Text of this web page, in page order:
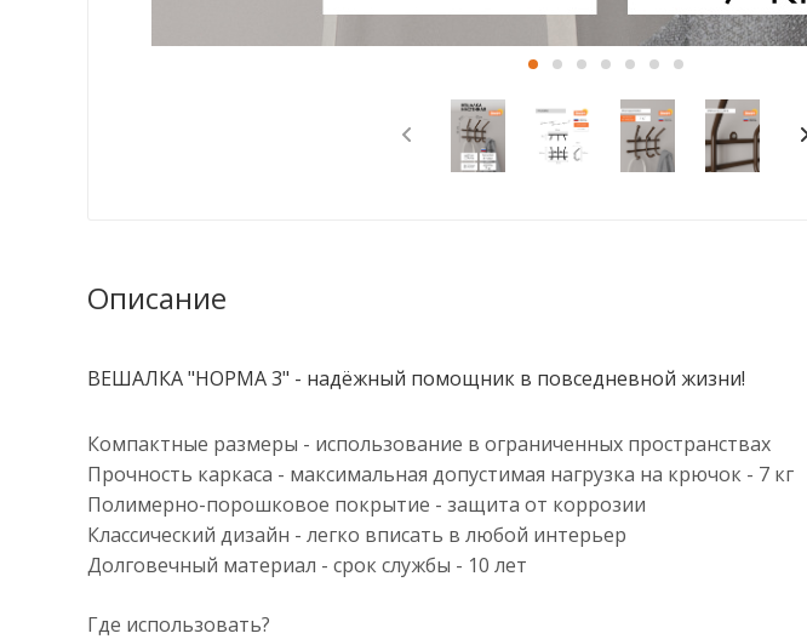
Описание
ВЕШАЛКА "НОРМА 3" - надёжный помощник в повседневной жизни!
Компактные размеры - использование в ограниченных пространствах
Прочность каркаса - максимальная допустимая нагрузка на крючок - 7 кг
Полимерно-порошковое покрытие - защита от коррозии
Классический дизайн - легко вписать в любой интерьер
Долговечный материал - срок службы - 10 лет
Где использовать?